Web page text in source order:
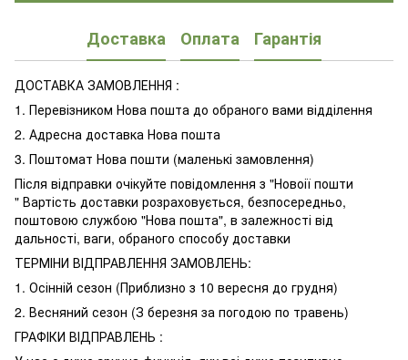
Доставка Оплата Гарантія
ДОСТАВКА ЗАМОВЛЕННЯ :
1. Перевізником Нова пошта до обраного вами відділення
2. Адресна доставка Нова пошта
3. Поштомат Нова пошти (маленькі замовлення)
Після відправки очікуйте повідомлення з "Новоії пошти
" Вартість доставки розраховується, безпосередньо,
поштовою службою "Нова пошта", в залежності від
дальності, ваги, обраного способу доставки
ТЕРМІНИ ВІДПРАВЛЕННЯ ЗАМОВЛЕНЬ:
1. Осінній сезон (Приблизно з 10 вересня до грудня)
2. Весняний сезон (З березня за погодою по травень)
ГРАФІКИ ВІДПРАВЛЕНЬ :